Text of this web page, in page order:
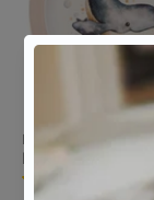
PETIT MONKEY